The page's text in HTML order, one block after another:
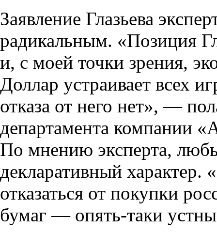
Заявление Глазьева
радикальным. «Позиция
и, с моей точки зрения,
Доллар устраивает всех
отказа от него нет», —
департамента компании
По мнению эксперта,
декларативный характер.
отказаться от покупки
бумаг — опять-таки